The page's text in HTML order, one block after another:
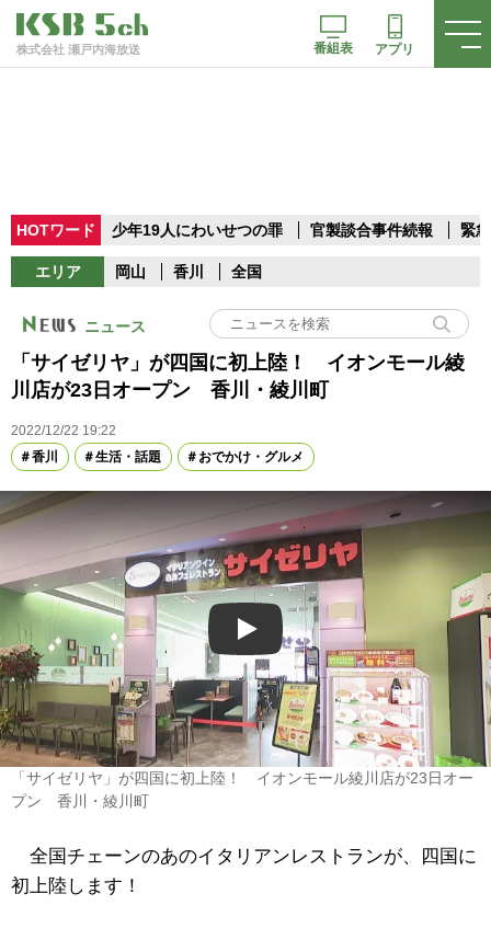
株式会社 瀬戸内海放送 番組表 アプリ
HOTワード 少年19人にわいせつの罪 官製談合事件続報 緊
エリア 岡山 香川 全国
ニュース
「サイゼリヤ」が四国に初上陸！ イオンモール綾
川店が23日オープン 香川・綾川町
2022/12/22 19:22
香川
生活・話題 おでかけ・グルメ
Play
「サイゼリヤ」が四国に初上陸！ イオンモール綾川店が23日オー
プン 香川・綾川町
全国チェーンのあのイタリアンレストランが、四国に
初上陸します！